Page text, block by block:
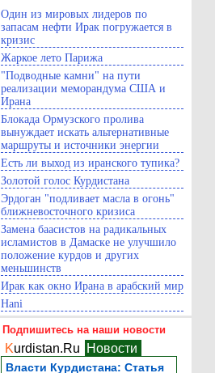
Один из мировых лидеров по
запасам нефти Ирак погружается в
кризис
Жаркое лето Парижа
"Подводные камни" на пути
реализации меморандума США и
Ирана
Блокада Ормузского пролива
вынуждает искать альтернативные
маршруты и источники энергии
Есть ли выход из иранского тупика?
Золотой голос Курдистана
Эрдоган "подливает масла в огонь"
ближневосточного кризиса
Замена баасистов на радикальных
исламистов в Дамаске не улучшило
положение курдов и других
меньшинств
Ирак как окно Ирана в арабский мир
Hani
Подпишитесь на наши новости
Kurdistan.Ru Новости
Власти Курдистана: Статья